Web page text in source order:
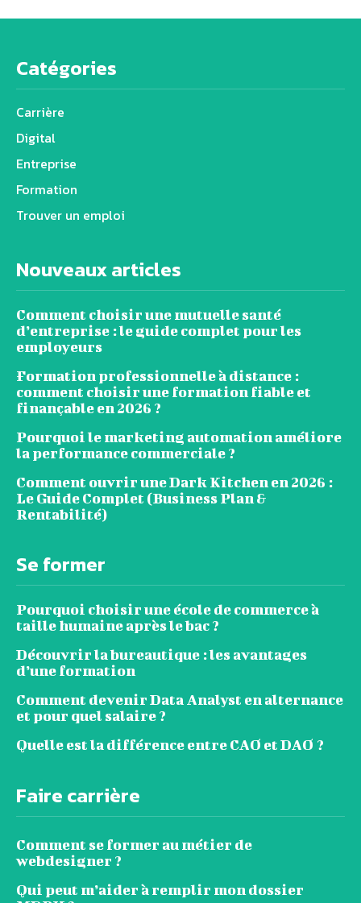
Catégories
Carrière
Digital
Entreprise
Formation
Trouver un emploi
Nouveaux articles
Comment choisir une mutuelle santé
d’entreprise : le guide complet pour les
employeurs
Formation professionnelle à distance :
comment choisir une formation fiable et
finançable en 2026 ?
Pourquoi le marketing automation améliore
la performance commerciale ?
Comment ouvrir une Dark Kitchen en 2026 :
Le Guide Complet (Business Plan &
Rentabilité)
Se former
Pourquoi choisir une école de commerce à
taille humaine après le bac ?
Découvrir la bureautique : les avantages
d’une formation
Comment devenir Data Analyst en alternance
et pour quel salaire ?
Quelle est la différence entre CAO et DAO ?
Faire carrière
Comment se former au métier de
webdesigner ?
Qui peut m’aider à remplir mon dossier